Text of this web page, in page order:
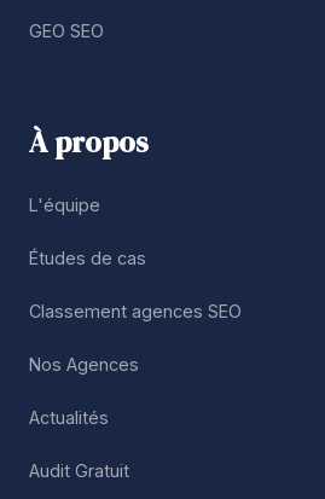
GEO SEO
À propos
L'équipe
Études de cas
Classement agences SEO
Nos Agences
Actualités
Audit Gratuit